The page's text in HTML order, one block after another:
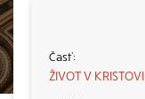
ŽIVOT V KRISTOVI